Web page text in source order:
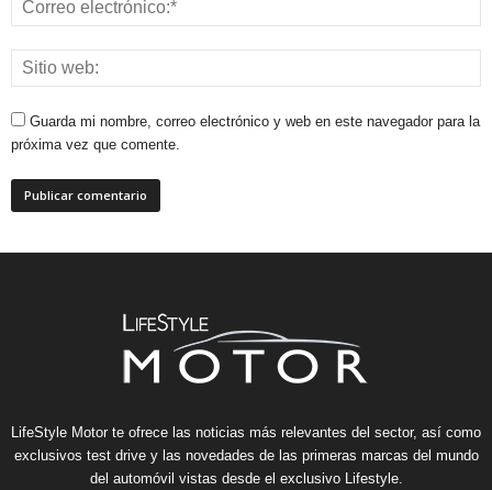
Guarda mi nombre, correo electrónico y web en este navegador para la
próxima vez que comente.
LifeStyle Motor te ofrece las noticias más relevantes del sector, así como
exclusivos test drive y las novedades de las primeras marcas del mundo
del automóvil vistas desde el exclusivo Lifestyle.